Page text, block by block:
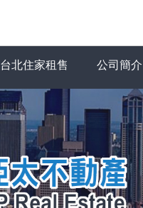
台北住家租售 公司簡介